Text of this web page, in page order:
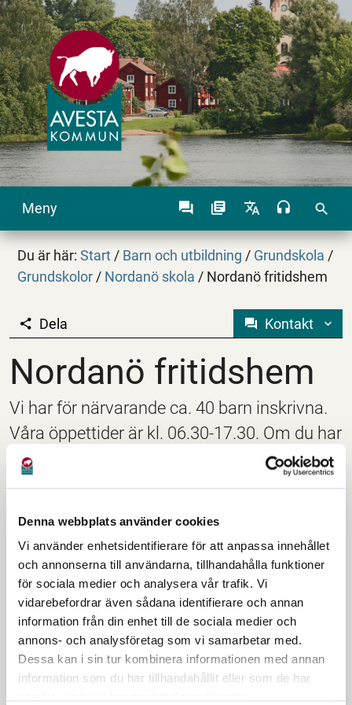
Denna webbplats använder cookies
Vi använder enhetsidentifierare för att anpassa innehållet
och annonserna till användarna, tillhandahålla funktioner
för sociala medier och analysera vår trafik. Vi
vidarebefordrar även sådana identifierare och annan
information från din enhet till de sociala medier och
annons- och analysföretag som vi samarbetar med.
Dessa kan i sin tur kombinera informationen med annan
information som du har tillhandahållit eller som de har
Meny search
Du är här:Start / Barn och utbildning / Grundskola /
Grundskolor / Nordanö skola / Nordanö fritidshem
Nordanö fritidshem
Dela Kontakt
Nordanö fritidshem
Vi har för närvarande ca. 40 barn inskrivna.
Våra öppettider är kl. 06.30-17.30. Om du har
behov av barnomsorg efter kl. 17.30,
kontakta biträdande rektor Maria Åberg.
En stor del av verksamheten förläggs utomhus för att
främja barns utveckling och hälsa. Vi får rörelse, ljus
och frisk luft varje dag och besöker ofta fritidsskogen.
Barnen erbjuds vuxenstyrd aktivitet varje vecka men
den fria leken värderas högt. Inomhus kan barnen
leka, spela spel, läsa, bygga, rita, pyssla, måla med
mera.